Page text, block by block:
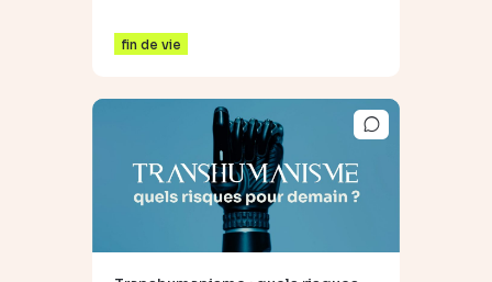
fin de vie